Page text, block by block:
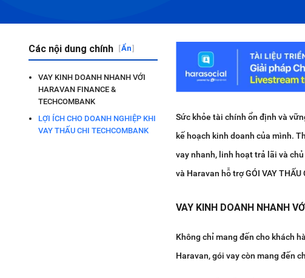
Các nội dung chính [Ẩn]
VAY KINH DOANH NHANH VỚI
HARAVAN FINANCE &
TECHCOMBANK
LỢI ÍCH CHO DOANH NGHIỆP KHI
VAY THẤU CHI TECHCOMBANK
Sức khỏe tài chính ổn định và
kế hoạch kinh doanh của mình.
vay nhanh, linh hoạt trả lãi và
và Haravan hỗ trợ GÓI VAY
VAY KINH DOANH NHANH
Không chỉ mang đến cho khách
Haravan, gói vay còn mang đến